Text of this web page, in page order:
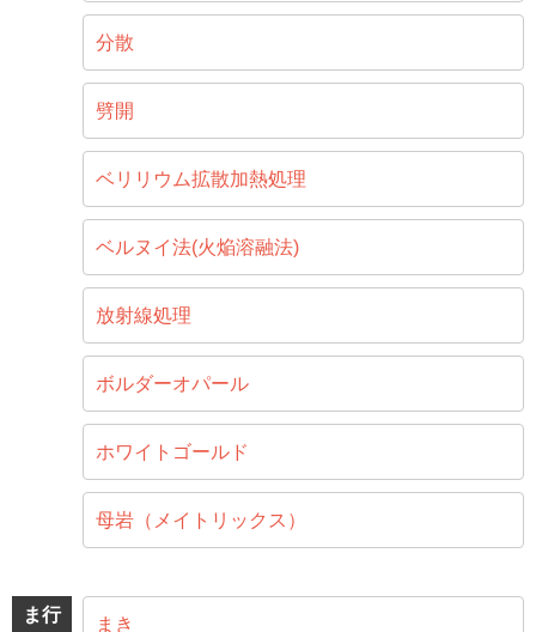
分散
劈開
ベリリウム拡散加熱処理
ベルヌイ法(火焔溶融法)
放射線処理
ボルダーオパール
ホワイトゴールド
母岩（メイトリックス）
ま行 まき